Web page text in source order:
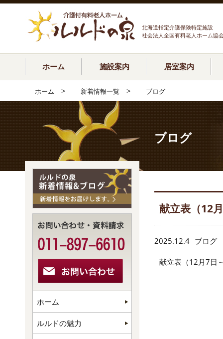
北海道指定介護保険特定施設
社会法人全国有料老人ホーム協
ホーム 施設案内 居室案内
ホーム > 新着情報一覧 > ブログ
ブログ
献立表（12
2025.12.4 ブログ
献立表（12月7日
ホーム
ルルドの魅力